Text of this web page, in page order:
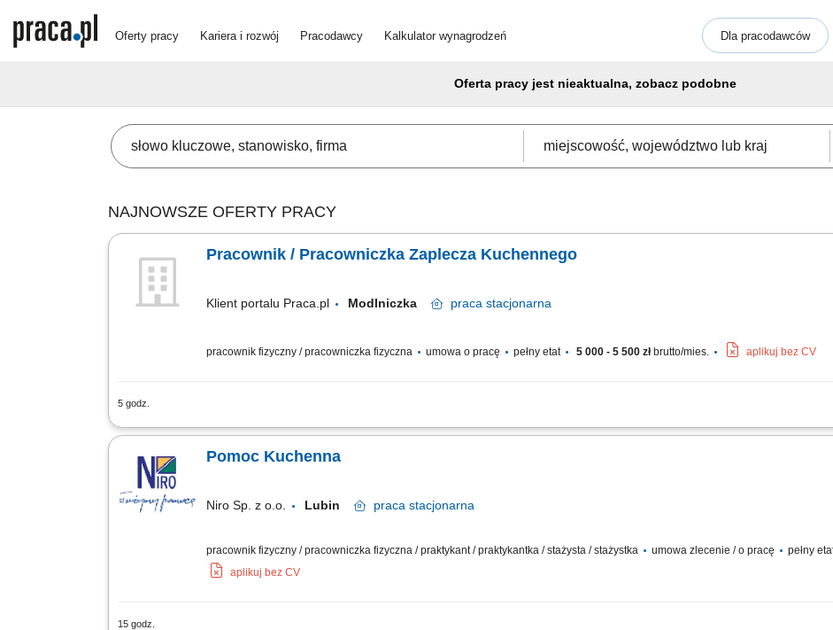
Oferty pracy Kariera i rozwój Pracodawcy Kalkulator wynagrodzeń Dla pracodawców
Oferta pracy jest nieaktualna, zobacz podobne
NAJNOWSZE OFERTY PRACY
Pracownik / Pracowniczka Zaplecza Kuchennego
Klient portalu Praca.pl Modlniczka praca stacjonarna
pracownik fizyczny / pracowniczka fizyczna umowa o pracę pełny etat 5 000 - 5 500 złbrutto/mies. aplikuj bez CV
5 godz.
Utrzymywanie czystości naczyń, urządzeń i zaplecza kuchennego. Przygotowywanie warzyw oraz produktów do dalszej obróbki.
Pomoc Kuchenna
Niro Sp. z o.o. Lubin praca stacjonarna
pracownik fizyczny / pracowniczka fizyczna / praktykant / praktykantka / stażysta / stażystka umowa zlecenie / o pracę pełny
aplikuj bez CV
15 godz.